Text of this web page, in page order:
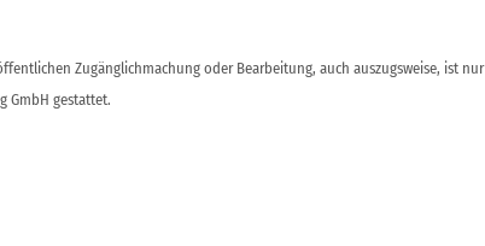
Zugänglichmachung oder Bearbeitung, auch auszugsweise, ist nur
GmbH gestattet.